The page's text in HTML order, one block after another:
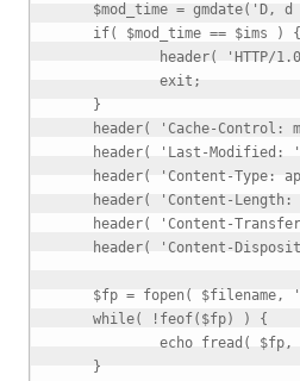
$mod_time = gmdate( 'D, d
if( $mod_time == $ims )
{
header( 'HTTP/
exit ;
}
header( 'Cache-Control:
header( 'Last-Modified: '
header( 'Content-Type:
header( 'Content-Length:
header( 'Content-
header( 'Content-
$fp = fopen( $filename,
while( ! feof( $fp) )
{
echo fread ( $fp,
}